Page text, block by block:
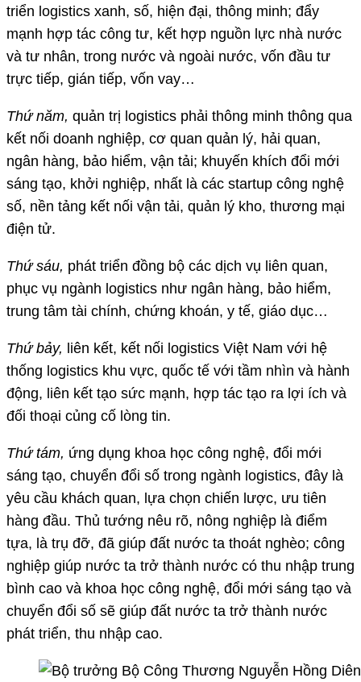
triển logistics xanh, số, hiện đại, thông minh; đẩy
mạnh hợp tác công tư, kết hợp nguồn lực nhà nước
và tư nhân, trong nước và ngoài nước, vốn đầu tư
trực tiếp, gián tiếp, vốn vay…
Thứ năm, quản trị logistics phải thông minh thông qua
kết nối doanh nghiệp, cơ quan quản lý, hải quan,
ngân hàng, bảo hiểm, vận tải; khuyến khích đổi mới
sáng tạo, khởi nghiệp, nhất là các startup công nghệ
số, nền tảng kết nối vận tải, quản lý kho, thương mại
điện tử.
Thứ sáu, phát triển đồng bộ các dịch vụ liên quan,
phục vụ ngành logistics như ngân hàng, bảo hiểm,
trung tâm tài chính, chứng khoán, y tế, giáo dục…
Thứ bảy, liên kết, kết nối logistics Việt Nam với hệ
thống logistics khu vực, quốc tế với tầm nhìn và hành
động, liên kết tạo sức mạnh, hợp tác tạo ra lợi ích và
đối thoại củng cố lòng tin.
Thứ tám, ứng dụng khoa học công nghệ, đổi mới
sáng tạo, chuyển đổi số trong ngành logistics, đây là
yêu cầu khách quan, lựa chọn chiến lược, ưu tiên
hàng đầu. Thủ tướng nêu rõ, nông nghiệp là điểm
tựa, là trụ đỡ, đã giúp đất nước ta thoát nghèo; công
nghiệp giúp nước ta trở thành nước có thu nhập trung
bình cao và khoa học công nghệ, đổi mới sáng tạo và
chuyển đổi số sẽ giúp đất nước ta trở thành nước
phát triển, thu nhập cao.